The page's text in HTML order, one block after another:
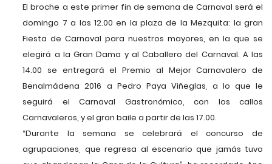
El broche a este primer fin de semana de Carnaval será el
domingo 7 a las 12.00 en la plaza de la Mezquita: la gran
Fiesta de Carnaval para nuestros mayores, en la que se
elegirá a la Gran Dama y al Caballero del Carnaval. A las
14.00 se entregará el Premio al Mejor Carnavalero de
Benalmádena 2016 a Pedro Paya Viñeglas, a lo que le
seguirá el Carnaval Gastronómico, con los callos
Carnavaleros, y el gran baile a partir de las 17.00.
“Durante la semana se celebrará el concurso de
agrupaciones, que regresa al escenario que jamás tuvo